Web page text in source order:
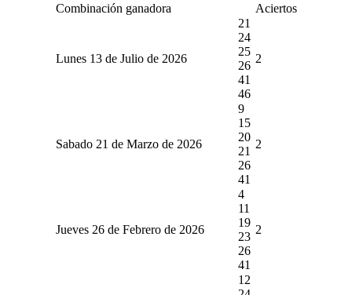
Combinación ganadora Aciertos
Lunes 13 de Julio de 2026
21
24
25
26
41
46
2
Sabado 21 de Marzo de 2026
9
15
20
21
26
41
2
Jueves 26 de Febrero de 2026
4
11
19
23
26
41
2
12